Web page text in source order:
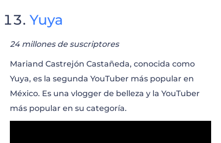
Yuya
24 millones de suscriptores
Mariand Castrejón Castañeda, conocida como
Yuya, es la segunda YouTuber más popular en
México. Es una vlogger de belleza y la YouTuber
más popular en su categoría.